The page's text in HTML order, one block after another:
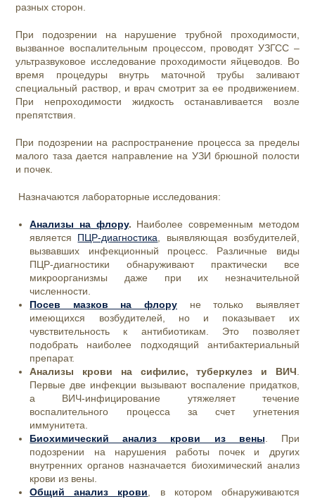
разных сторон.
При подозрении на нарушение трубной проходимости,
вызванное воспалительным процессом, проводят УЗГСС –
ультразвуковое исследование проходимости яйцеводов. Во
время процедуры внутрь маточной трубы заливают
специальный раствор, и врач смотрит за ее продвижением.
При непроходимости жидкость останавливается возле
препятствия.
При подозрении на распространение процесса за пределы
малого таза дается направление на УЗИ брюшной полости
и почек.
Назначаются лабораторные исследования:
Анализы на флору. Наиболее современным методом
является ПЦР-диагностика , выявляющая возбудителей,
вызвавших инфекционный процесс. Различные виды
ПЦР-диагностики обнаруживают практически все
микроорганизмы даже при их незначительной
численности.
Посев мазков на флору не только выявляет
имеющихся возбудителей, но и показывает их
чувствительность к антибиотикам. Это позволяет
подобрать наиболее подходящий антибактериальный
препарат.
Анализы крови на сифилис, туберкулез и ВИЧ
Первые две инфекции вызывают воспаление придатков,
а ВИЧ-инфицирование утяжеляет течение
воспалительного процесса за счет угнетения
иммунитета.
Биохимический анализ крови из вены . При
подозрении на нарушения работы почек и других
внутренних органов назначается биохимический анализ
крови из вены.
Общий анализ крови , в котором обнаруживаются